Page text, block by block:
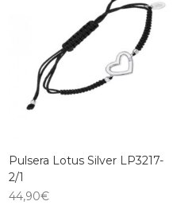
Pulsera Lotus Silver LP3217-
2/1
44,90€